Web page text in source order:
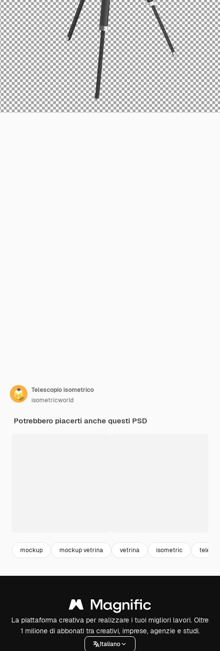
Telescopio isometrico
isometricworld
Potrebbero piacerti anche questi PSD
mockup mockup vetrina vetrina isometric
La piattaforma creativa per realizzare i tuoi migliori lavori. Oltre
1 milione di abbonati tra creativi, imprese, agenzie e studi.
Italiano